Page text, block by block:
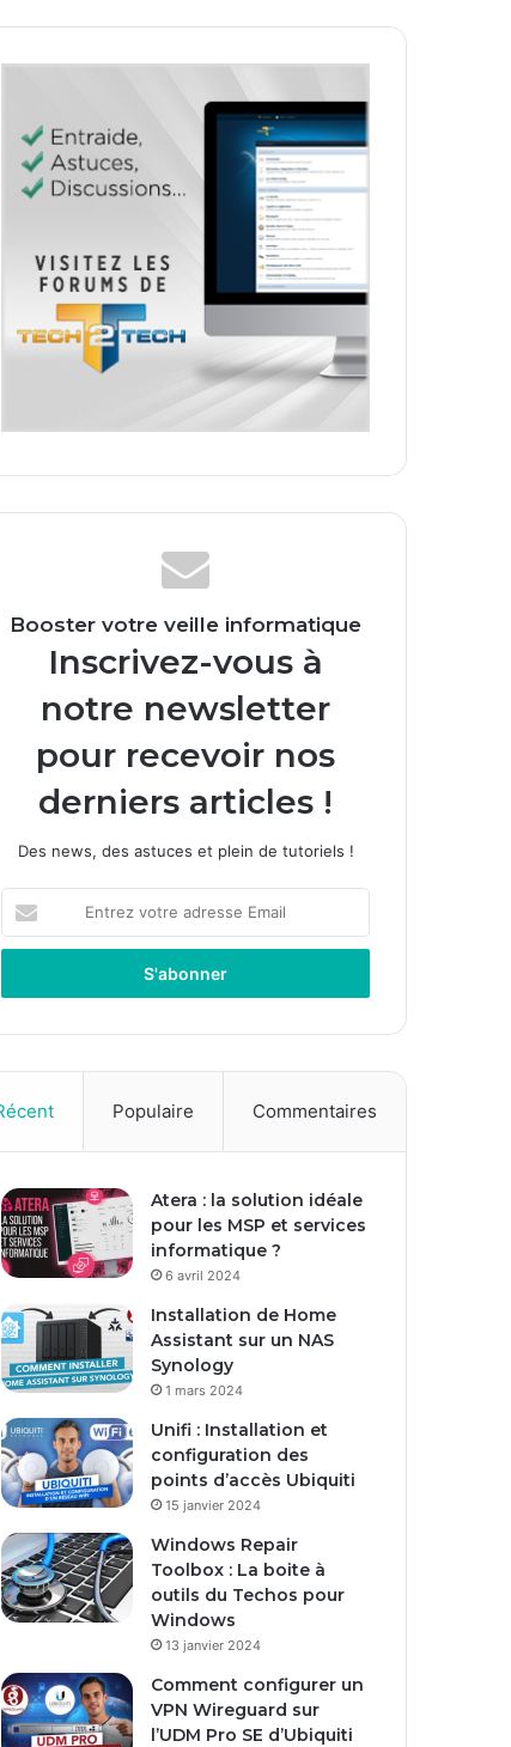
Booster votre veille informatique
Inscrivez-vous à
notre newsletter
pour recevoir nos
derniers articles !
Des news, des astuces et plein de tutoriels !
t
e
o
t
e
d
r
e
s
e
m
i
l
Populaire Commentaires
Atera : la solution idéale
pour les MSP et services
informatique ?
6 avril 2024
Installation de Home
Assistant sur un NAS
Synology
1 mars 2024
Unifi : Installation et
configuration des
points d’accès Ubiquiti
15 janvier 2024
Windows Repair
Toolbox : La boite à
outils du Techos pour
Windows
13 janvier 2024
Comment configurer un
VPN Wireguard sur
l’UDM Pro SE d’Ubiquiti